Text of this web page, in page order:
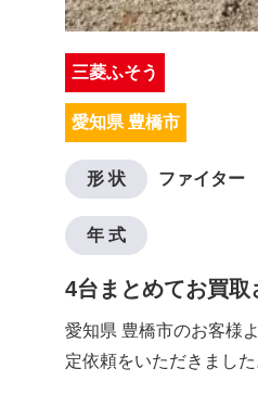
三菱ふそう
愛知県 豊橋市
形 状 ファイター
年 式
4台まとめてお買
愛知県 豊橋市のお客様
定依頼をいただきまし